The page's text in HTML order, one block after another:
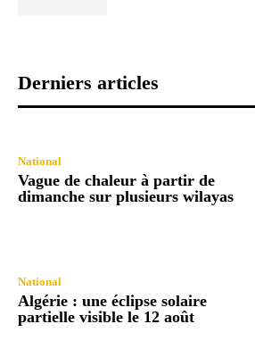
Derniers articles
National
Vague de chaleur à partir de
dimanche sur plusieurs wilayas
National
Algérie : une éclipse solaire
partielle visible le 12 août